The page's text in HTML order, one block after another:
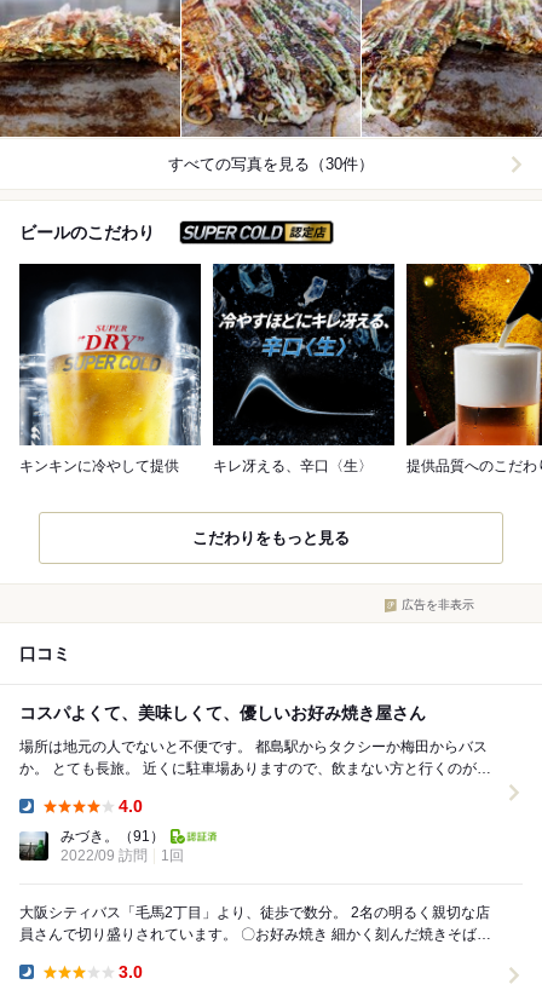
すべての写真を見る（30件）
ビールのこだわり
キンキンに冷やして提供 キレ冴える、辛口〈生〉 提供品質へのこだわ
こだわりをもっと見る
広告を非表示
口コミ
コスパよくて、美味しくて、優しいお好み焼き屋さん
場所は地元の人でないと不便です。 都島駅からタクシーか梅田からバス
か。 とても長旅。 近くに駐車場ありますので、飲まない方と行くのがベ
4.0
みづき。
（91）
2022/09 訪問
1回
大阪シティバス「毛馬2丁目」より、徒歩で数分。 2名の明るく親切な店
員さんで切り盛りされています。 〇お好み焼き 細かく刻んだ焼きそばが
3.0